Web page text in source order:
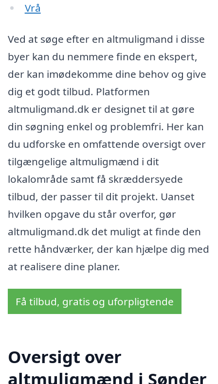
Vrå
Ved at søge efter en altmuligmand i disse
byer kan du nemmere finde en ekspert,
der kan imødekomme dine behov og give
dig et godt tilbud. Platformen
altmuligmand.dk er designet til at gøre
din søgning enkel og problemfri. Her kan
du udforske en omfattende oversigt over
tilgængelige altmuligmænd i dit
lokalområde samt få skræddersyede
tilbud, der passer til dit projekt. Uanset
hvilken opgave du står overfor, gør
altmuligmand.dk det muligt at finde den
rette håndværker, der kan hjælpe dig med
at realisere dine planer.
Få tilbud, gratis og uforpligtende
Oversigt over
altmuligmænd i Sønder